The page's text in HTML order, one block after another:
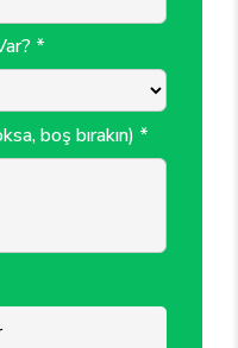
*
boş bırakın) *